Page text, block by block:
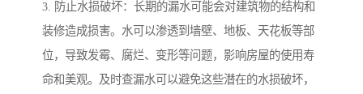
3. 防止水损破坏：长期的漏水可能会对建筑物的结构和
装修造成损害。水可以渗透到墙壁、地板、天花板等部
位，导致发霉、腐烂、变形等问题，影响房屋的使用寿
命和美观。及时查漏水可以避免这些潜在的水损破坏，